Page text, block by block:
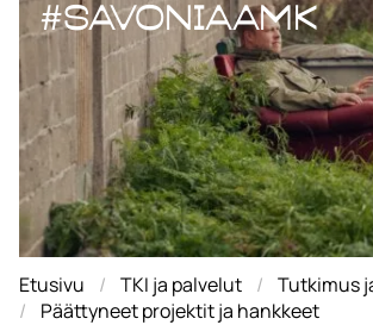
#savoniaAMK
Etusivu TKI ja palvelut
Tutkimus
Päättyneet projektit ja hankkeet